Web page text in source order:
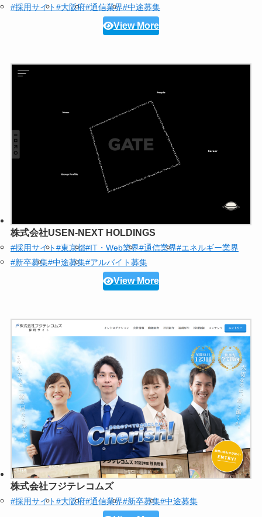
#採用サイト#大阪府#通信業界#中途募集
View More
株式会社USEN-NEXT HOLDINGS
#採用サイト#東京都#IT・Web業界#通信業界#エネルギー業界
#新卒募集#中途募集#アルバイト募集
View More
株式会社フジテレコムズ
#採用サイト#大阪府#通信業界#新卒募集#中途募集